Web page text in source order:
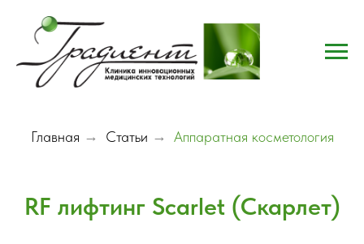
Главная → Статьи → Аппаратная косметология
RF лифтинг Scarlet (Скарлет)